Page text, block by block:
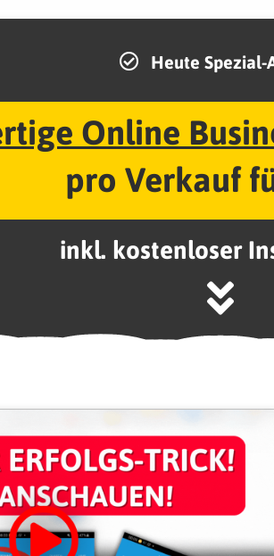
Heute Spezial-
Online
pro Verkauf
inkl. kostenloser